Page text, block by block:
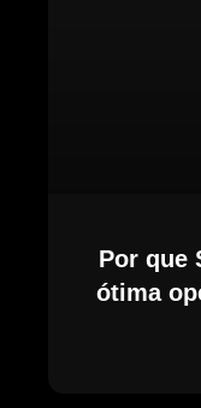
Por que
ótima